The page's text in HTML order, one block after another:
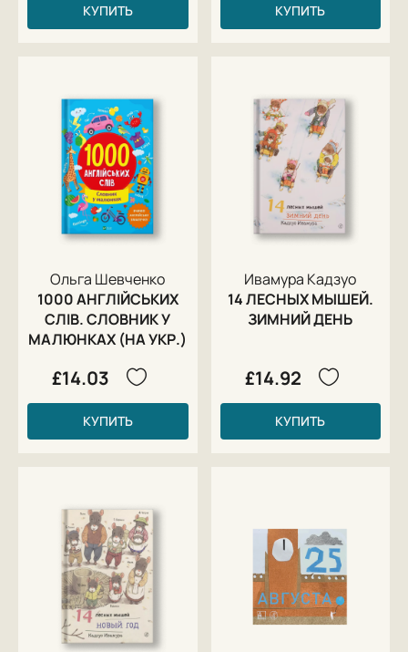
КУПИТЬ КУПИТЬ
Ольга Шевченко
1000 АНГЛІЙСЬКИХ
СЛІВ. СЛОВНИК У
МАЛЮНКАХ (НА УКР.)
£14.03
КУПИТЬ
Ивамура Кадзуо
14 ЛЕСНЫХ МЫШЕЙ.
ЗИМНИЙ ДЕНЬ
£14.92
КУПИТЬ